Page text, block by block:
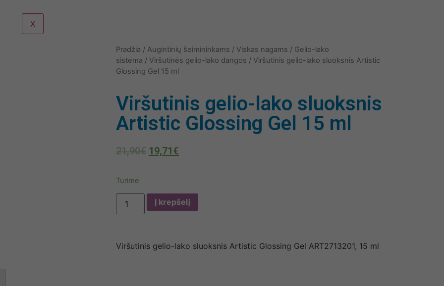
X
Pradžia / Augintinių šeimininkams / Viskas nagams / Gelio-lako
sistema / Viršutinės gelio-lako dangos / Viršutinis gelio-lako sluoksnis Artistic
Glossing Gel 15 ml
Viršutinis gelio-lako sluoksnis
Artistic Glossing Gel 15 ml
21,90€ 19,71€
Turime
Į krepšelį
Viršutinis gelio-lako sluoksnis Artistic Glossing Gel ART2713201, 15 ml